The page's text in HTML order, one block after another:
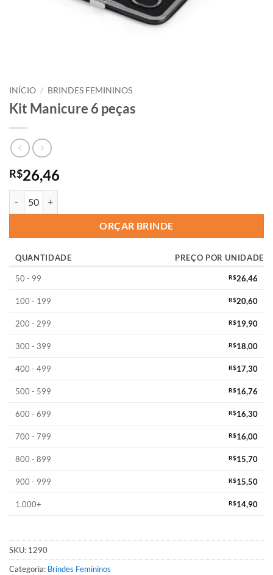
INÍCIO / BRINDES FEMININOS
Kit Manicure 6 peças
R$26,46
ORÇAR BRINDE
QUANTIDADE PREÇO POR UNIDADE
50 - 99 R$26,46
100 - 199 R$20,60
200 - 299 R$19,90
300 - 399 R$18,00
400 - 499 R$17,30
500 - 599 R$16,76
600 - 699 R$16,30
700 - 799 R$16,00
800 - 899 R$15,70
900 - 999 R$15,50
1.000+ R$14,90
SKU: 1290
Categoria: Brindes Femininos